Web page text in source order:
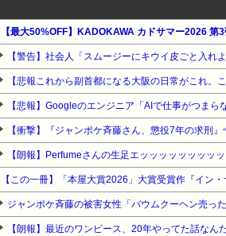
【警告】社会人「スムージーにキウイ皮ごと入
【悲報これから副首都になる大阪の日常がこれ。
【悲報】Googleのエンジニア「AIで仕事がつまら
【衝撃】『ジャンポケ斉藤さん、懲役7年の求刑
【朗報】Perfumeさんの生足エッッッッッッッッ
【この一冊】「本屋大賞2026」大賞受賞作『イン・
ジャンポケ斉藤の被害女性「バウムクーヘン売っ
【朗報】最近のワンピース、20年やってた話な